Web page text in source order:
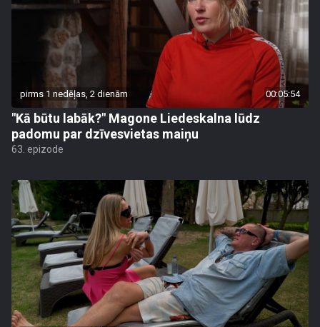
pirms 1 nedēļas, 2 dienām 00:05:54
"Kā būtu labāk?" Magone Liedeskalna lūdz
padomu par dzīvesvietas maiņu
63. epizode